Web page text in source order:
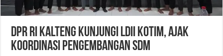
DPR RI Kalteng Kunjungi LDII Kotim, Ajak
Koordinasi Pengembangan SDM